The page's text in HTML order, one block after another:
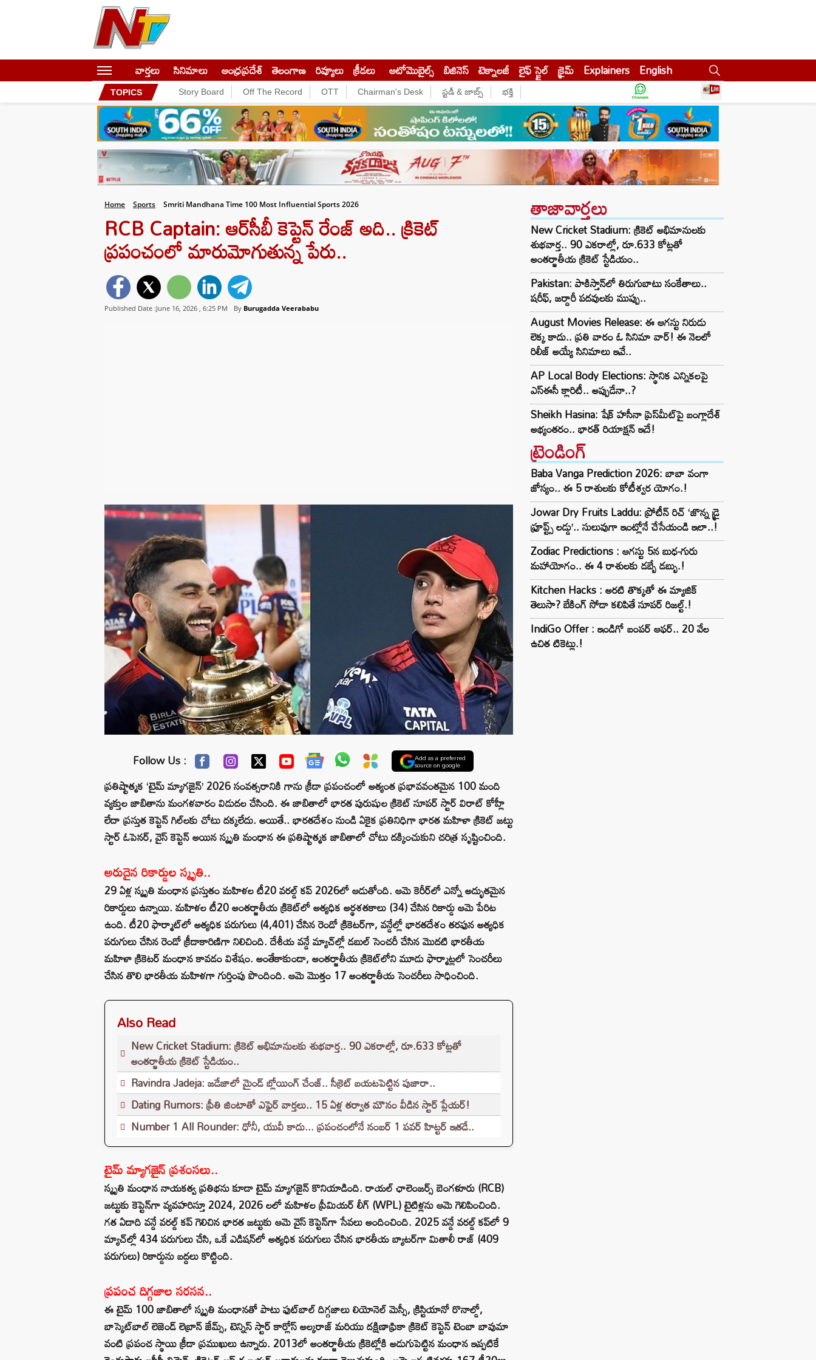
వార్తలు సినిమాలు ఆంధ్రప్రదేశ్ తెలంగాణ రివ్యూలు క్రీడలు ఆటోమొబైల్స్ బిజినెస్‌ టెక్నాలజీ లైఫ్ స్టైల్ క్రైమ్ Explainers English
TOPICS Story Board Off The Record OTT Chairman's Desk స్టడీ & జాబ్స్ భక్తి
Home Sports Smriti Mandhana Time 100 Most Influential Sports 2026
RCB Captain: ఆర్‌సీబీ కెప్టెన్ రేంజ్ అది.. క్రికెట్
ప్రపంచంలో మారుమోగుతున్న పేరు..
Published Date :June 16, 2026 , 6:25 PM By Burugadda Veerababu
Follow Us : Add as a preferred
source on google
ప్రతిష్టాత్మక ‘టైమ్ మ్యాగజైన్’ 2026 సంవత్సరానికి గాను క్రీడా ప్రపంచంలో అత్యంత ప్రభావవంతమైన 100 మంది
వ్యక్తుల జాబితాను మంగళవారం విడుదల చేసింది. ఈ జాబితాలో భారత పురుషుల క్రికెట్ సూపర్ స్టార్ విరాట్ కోహ్లీ
లేదా ప్రస్తుత కెప్టెన్ గిల్‌లకు చోటు దక్కలేదు. అయితే.. భారతదేశం నుండి ఏకైక ప్రతినిధిగా భారత మహిళా క్రికెట్ జట్టు
స్టార్ ఓపెనర్, వైస్ కెప్టెన్ అయిన స్మృతి మంధాన ఈ ప్రతిష్టాత్మక జాబితాలో చోటు దక్కించుకుని చరిత్ర సృష్టించింది.
అరుదైన రికార్డుల స్మృతి..
29 ఏళ్ల స్మృతి మంధాన ప్రస్తుతం మహిళల టీ20 వరల్డ్ కప్ 2026లో ఆడుతోంది. ఆమె కెరీర్‌లో ఎన్నో అద్భుతమైన
రికార్డులు ఉన్నాయి. మహిళల టీ20 అంతర్జాతీయ క్రికెట్‌లో అత్యధిక అర్థశతకాలు (34) చేసిన రికార్డు ఆమె పేరిట
ఉంది. టీ20 ఫార్మాట్‌లో అత్యధిక పరుగులు (4,401) చేసిన రెండో క్రికెటర్‌గా, వన్డేల్లో భారతదేశం తరఫున అత్యధిక
పరుగులు చేసిన రెండో క్రీడాకారిణిగా నిలిచింది. దేశీయ వన్డే మ్యాచ్‌ల్లో డబుల్ సెంచరీ చేసిన మొదటి భారతీయ
మహిళా క్రికెటర్ మంధాన కావడం విశేషం. అంతేకాకుండా, అంతర్జాతీయ క్రికెట్‌లోని మూడు ఫార్మాట్లలో సెంచరీలు
చేసిన తొలి భారతీయ మహిళగా గుర్తింపు పొందింది. ఆమె మొత్తం 17 అంతర్జాతీయ సెంచరీలు సాధించింది.
Also Read
New Cricket Stadium: క్రికెట్ అభిమానులకు శుభవార్త.. 90 ఎకరాల్లో, రూ.633 కోట్లతో
అంతర్జాతీయ క్రికెట్ స్టేడియం..
Ravindra Jadeja: జడేజాలో మైండ్ బ్లోయింగ్ చేంజ్.. సీక్రెట్ బయటపెట్టిన పుజారా..
Dating Rumors: ప్రీతి జింటాతో ఎఫైర్ వార్తలు.. 15 ఏళ్ల తర్వాత మౌనం వీడిన స్టార్ ప్లేయర్!
Number 1 All Rounder: ధోనీ, యువీ కాదు... ప్రపంచంలోనే నంబర్ 1 పవర్ హిట్టర్ ఇతడే..
టైమ్ మ్యాగజైన్ ప్రశంసలు..
స్మృతి మంధాన నాయకత్వ ప్రతిభను కూడా టైమ్ మ్యాగజైన్ కొనియాడింది. రాయల్ ఛాలెంజర్స్ బెంగళూరు (RCB)
జట్టుకు కెప్టెన్‌గా వ్యవహరిస్తూ 2024, 2026 లలో మహిళల ప్రీమియర్ లీగ్ (WPL) టైటిళ్లను ఆమె గెలిపించింది.
గత ఏడాది వన్డే వరల్డ్ కప్ గెలిచిన భారత జట్టుకు ఆమె వైస్ కెప్టెన్‌గా సేవలు అందించింది. 2025 వన్డే వరల్డ్ కప్‌లో 9
మ్యాచ్‌ల్లో 434 పరుగులు చేసి, ఒకే ఎడిషన్‌లో అత్యధిక పరుగులు చేసిన భారతీయ బ్యాటర్‌గా మితాలీ రాజ్ (409
పరుగులు) రికార్డును బద్దలు కొట్టింది.
ప్రపంచ దిగ్గజాల సరసన..
ఈ టైమ్ 100 జాబితాలో స్మృతి మంధానతో పాటు ఫుట్‌బాల్ దిగ్గజాలు లియోనెల్ మెస్సీ, క్రిస్టియానో రొనాల్డో,
బాస్కెట్‌బాల్ లెజెండ్ లెబ్రాన్ జేమ్స్, టెన్నిస్ స్టార్ కార్లోస్ అల్కరాజ్ మరియు దక్షిణాఫ్రికా క్రికెట్ కెప్టెన్ టెంబా బావుమా
వంటి ప్రపంచ స్థాయి క్రీడా ప్రముఖులు ఉన్నారు. 2013లో అంతర్జాతీయ క్రికెట్లోకి అడుగుపెట్టిన మంధాన ఇప్పటికే
తాజావార్తలు
New Cricket Stadium: క్రికెట్ అభిమానులకు
శుభవార్త.. 90 ఎకరాల్లో, రూ.633 కోట్లతో
అంతర్జాతీయ క్రికెట్ స్టేడియం..
Pakistan: పాకిస్తాన్‌లో తిరుగుబాటు సంకేతాలు..
షరీఫ్, జర్దారీ పదవులకు ముప్పు..
August Movies Release: ఈ ఆగస్టు నిరుడు
లెక్క కాదు.. ప్రతి వారం ఓ సినిమా వార్! ఈ నెలలో
రిలీజ్ అయ్యే సినిమాలు ఇవే..
AP Local Body Elections: స్థానిక ఎన్నికలపై
ఎస్ఈసీ క్లారిటీ.. అప్పుడేనా..?
Sheikh Hasina: షేక్ హసీనా ప్రెస్‌మీట్‌పై బంగ్లాదేశ్
అభ్యంతరం.. భారత్ రియాక్షన్ ఇదే!
ట్రెండింగ్‌
Baba Vanga Prediction 2026: బాబా వంగా
జోస్యం.. ఈ 5 రాశులకు కోటీశ్వర యోగం.!
Jowar Dry Fruits Laddu: ప్రోటీన్ రిచ్ ‘జొన్న డ్రై
ఫ్రూప్ట్స్ లడ్డు’.. సులువుగా ఇంట్లోనే చేసేయండి ఇలా..!
Zodiac Predictions : ఆగస్టు 5న బుధ-గురు
మహాయోగం.. ఈ 4 రాశులకు డబ్బే డబ్బు.!
Kitchen Hacks : అరటి తొక్కతో ఈ మ్యాజిక్
తెలుసా? బేకింగ్ సోడా కలిపితే సూపర్ రిజల్ట్.!
IndiGo Offer : ఇండిగో బంపర్ ఆఫర్.. 20 వేల
ఉచిత టికెట్లు.!